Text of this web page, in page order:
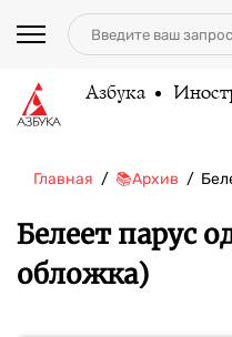
Азбука
Главная 📚Архив
Белеет парус
обложка)